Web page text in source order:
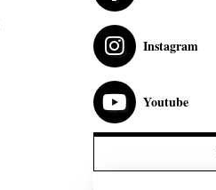
Instagram
Youtube